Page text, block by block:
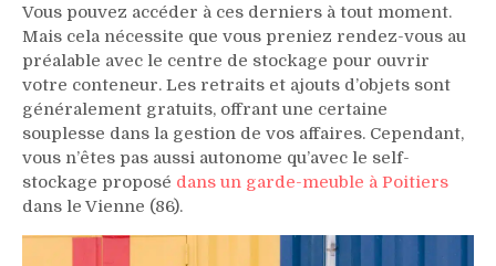
Vous pouvez accéder à ces derniers à tout moment.
Mais cela nécessite que vous preniez rendez-vous au
préalable avec le centre de stockage pour ouvrir
votre conteneur. Les retraits et ajouts d’objets sont
généralement gratuits, offrant une certaine
souplesse dans la gestion de vos affaires. Cependant,
vous n’êtes pas aussi autonome qu’avec le self-
stockage proposé dans un garde-meuble à Poitiers
dans le Vienne (86).